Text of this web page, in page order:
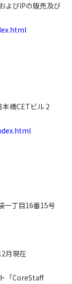
よびIPの販売及び
橋CETビル 2
一丁目16番15号
月現在
「CoreStaff